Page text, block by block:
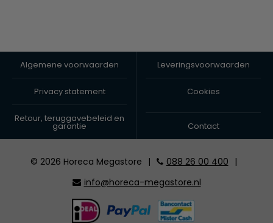
Algemene voorwaarden Leveringsvoorwaarden
Privacy statement Cookies
Retour, teruggavebeleid en
garantie Contact
© 2026 Horeca Megastore | 088 26 00 400
|
info@horeca-megastore.nl